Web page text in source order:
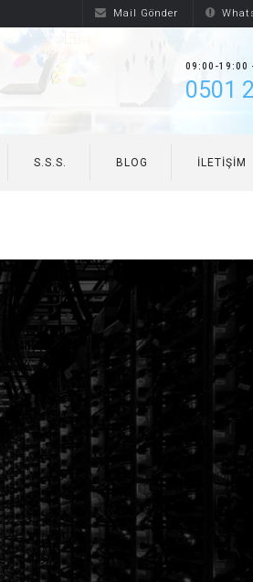
Mail Gönder
09:00-19:00 -
0501
S.S.S. BLOG İLETIŞIM